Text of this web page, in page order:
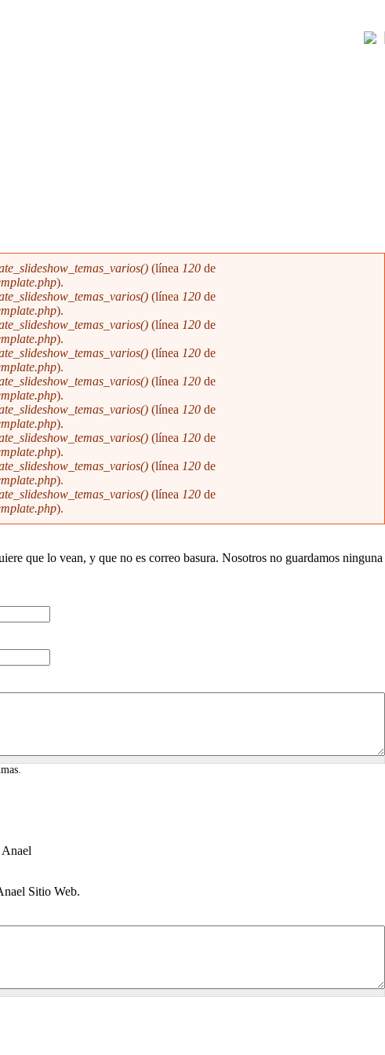
(línea 120de
).
(línea 120de
).
(línea 120de
).
(línea 120de
).
(línea 120de
).
(línea 120de
).
(línea 120de
).
(línea 120de
).
(línea 120de
).
que lo vean, y que no es correo basura. Nosotros no guardamos ninguna
Sitio Web.